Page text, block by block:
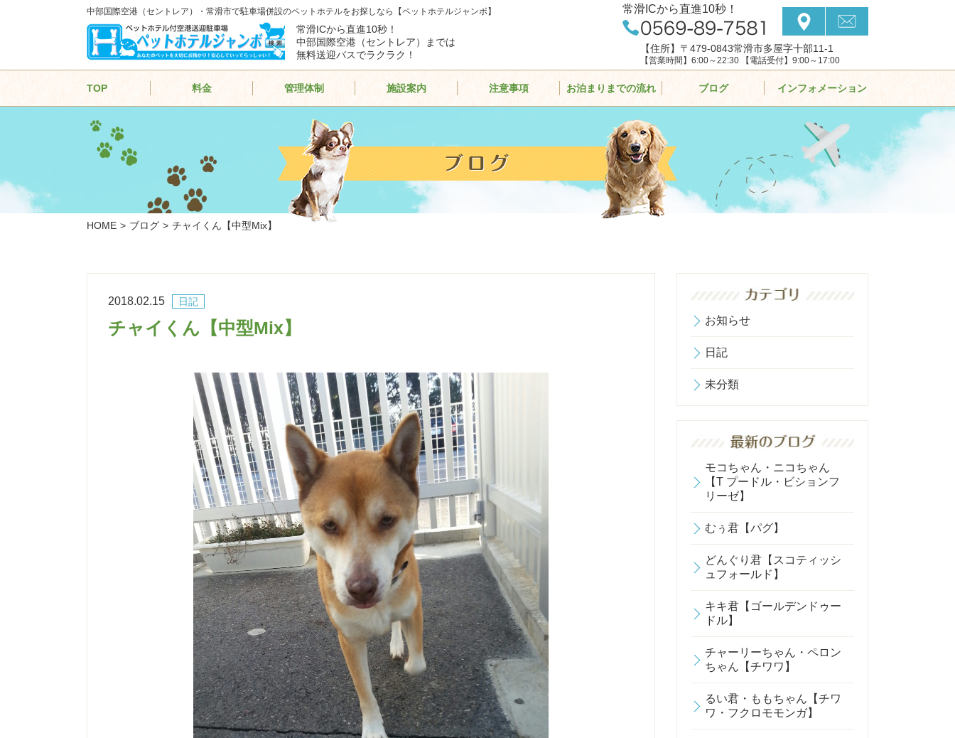
中部国際空港（セントレア）・常滑市で駐車場併設のペットホテルをお探しなら【ペットホテルジャンボ】
常滑ICから直進10秒！
中部国際空港（セントレア）までは
無料送迎バスでラクラク！
常滑ICから直進10秒！
【住所】〒479-0843常滑市多屋字十部11-1
【営業時間】6:00～22:30 【電話受付】9:00～17:00
TOP 料金 管理体制 施設案内 注意事項 お泊まりまでの流れ ブログ インフォメーション
HOME ブログ チャイくん【中型Mix】
日記
2018.02.15
チャイくん【中型Mix】 お知らせ
日記
未分類
モコちゃん・ニコちゃん
【T プードル・ビションフ
リーゼ】
むぅ君【パグ】
どんぐり君【スコティッシ
ュフォールド】
キキ君【ゴールデンドゥー
ドル】
チャーリーちゃん・ペロン
ちゃん【チワワ】
るい君・ももちゃん【チワ
ワ・フクロモモンガ】